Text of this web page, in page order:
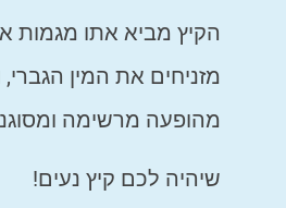
הקיץ מביא אתו מגמות
מזניחים את המין
מהופעה מרשימה
שיהיה לכם קיץ נעים!